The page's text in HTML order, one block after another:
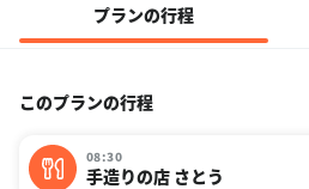
プランの行程
このプランの行程
08:30
手造りの店 さとう